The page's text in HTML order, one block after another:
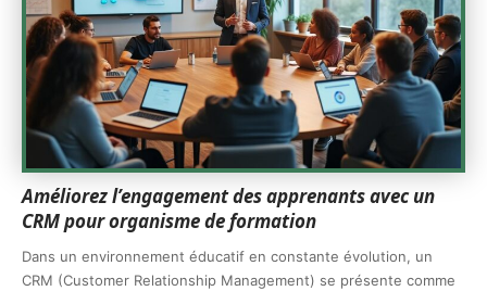
Améliorez l’engagement des apprenants avec un
CRM pour organisme de formation
Dans un environnement éducatif en constante évolution, un
CRM (Customer Relationship Management) se présente comme